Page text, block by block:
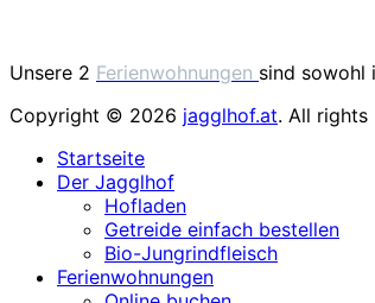
Unsere 2 Ferienwohnungen sind sowohl
Copyright © 2026 jagglhof.at. All rights
Startseite
Der Jagglhof
Hofladen
Getreide einfach bestellen
Bio-Jungrindfleisch
Ferienwohnungen